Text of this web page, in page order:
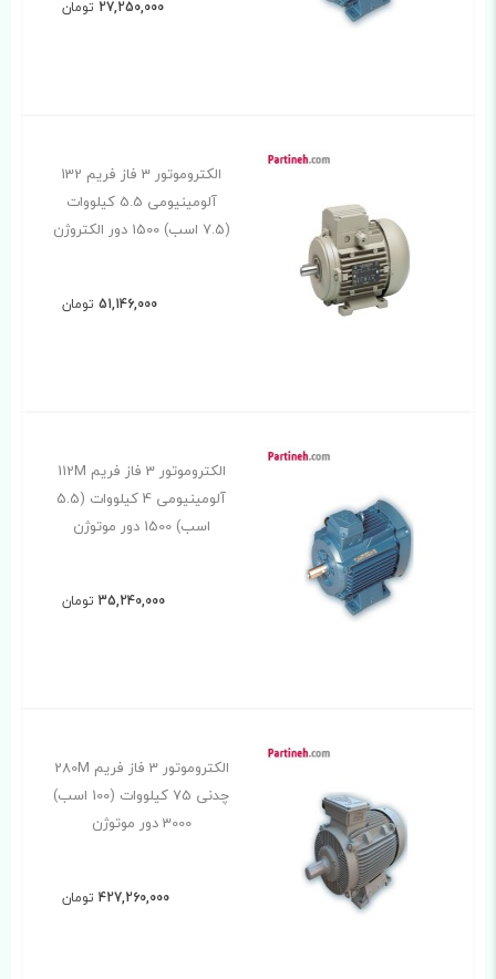
27,250,000 تومان
الکتروموتور 3 فاز فریم 132
آلومینیومی 5.5 کیلووات
(7.5 اسب) 1500 دور الکتروژن
51,146,000 تومان
الکتروموتور 3 فاز فریم 112M
آلومینیومی 4 کیلووات (5.5
اسب) 1500 دور موتوژن
35,240,000 تومان
الکتروموتور 3 فاز فریم 280M
چدنی 75 کیلووات (100 اسب)
3000 دور موتوژن
427,260,000 تومان